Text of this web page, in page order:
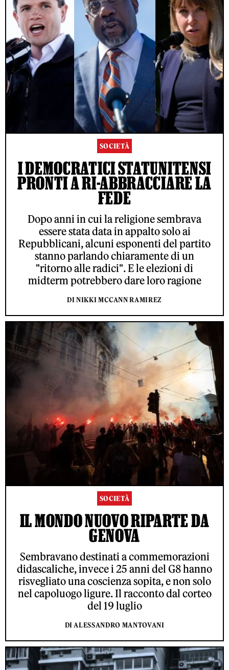
SOCIETÀ
I DEMOCRATICI STATUNITENSI
PRONTI A RI-ABBRACCIARE LA
FEDE
Dopo anni in cui la religione sembrava
essere stata data in appalto solo ai
Repubblicani, alcuni esponenti del partito
stanno parlando chiaramente di un
"ritorno alle radici". E le elezioni di
midterm potrebbero dare loro ragione
DI NIKKI MCCANN RAMIREZ
SOCIETÀ
IL MONDO NUOVO RIPARTE DA
GENOVA
Sembravano destinati a commemorazioni
didascaliche, invece i 25 anni del G8 hanno
risvegliato una coscienza sopita, e non solo
nel capoluogo ligure. Il racconto dal corteo
del 19 luglio
DI ALESSANDRO MANTOVANI